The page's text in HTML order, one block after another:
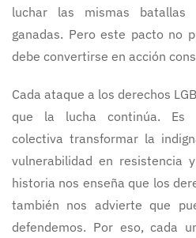
luchar las mismas
ganadas. Pero este pacto no
debe convertirse en acción
Cada ataque a los derechos
que la lucha continúa. Es
colectiva transformar la
vulnerabilidad en resistencia
historia nos enseña que los
también nos advierte que
defendemos. Por eso, cada